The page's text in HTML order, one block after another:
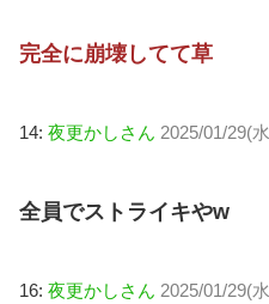
完全に崩壊してて草
14: 夜更かしさん 2025/01/29(
全員でストライキやw
16: 夜更かしさん 2025/01/29(